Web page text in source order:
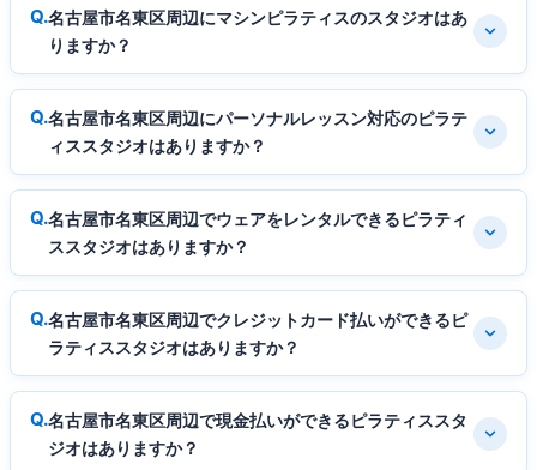
名古屋市名東区周辺にマシンピラティスのスタジオはあ
りますか？
名古屋市名東区周辺にパーソナルレッスン対応のピラテ
ィススタジオはありますか？
名古屋市名東区周辺でウェアをレンタルできるピラティ
ススタジオはありますか？
名古屋市名東区周辺でクレジットカード払いができるピ
ラティススタジオはありますか？
名古屋市名東区周辺で現金払いができるピラティススタ
ジオはありますか？